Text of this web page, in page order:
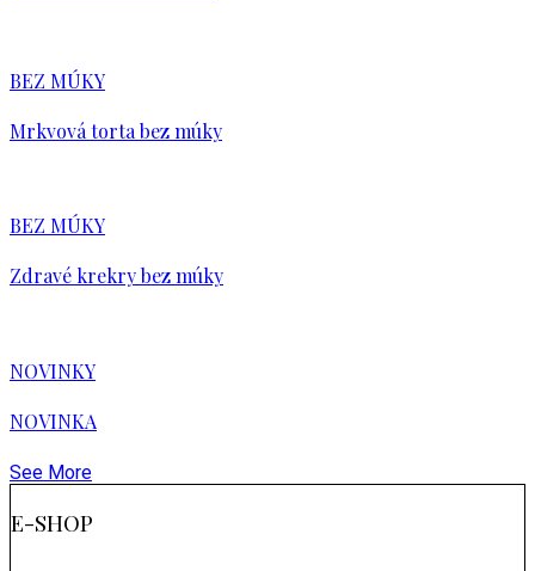
BEZ MÚKY
Mrkvová torta bez múky
BEZ MÚKY
Zdravé krekry bez múky
NOVINKY
NOVINKA
See More
E-SHOP